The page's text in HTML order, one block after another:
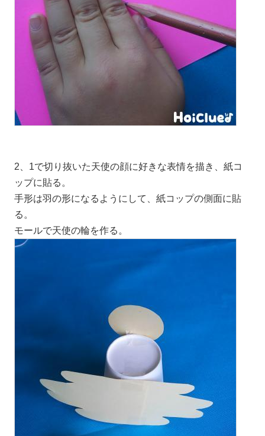
2、1で切り抜いた天使の顔に好きな表情を描き、紙コ
ップに貼る。
手形は羽の形になるようにして、紙コップの側面に貼
る。
モールで天使の輪を作る。